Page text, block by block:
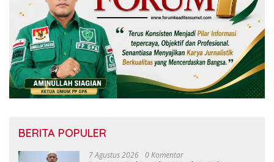
BERITA POPULER
7 Agustus 2026 0 Komentar